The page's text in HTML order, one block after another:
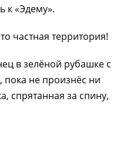
к «Эдему».
частная территория!
в зелёной рубашке с
не произнёс ни
спрятанная за спину,